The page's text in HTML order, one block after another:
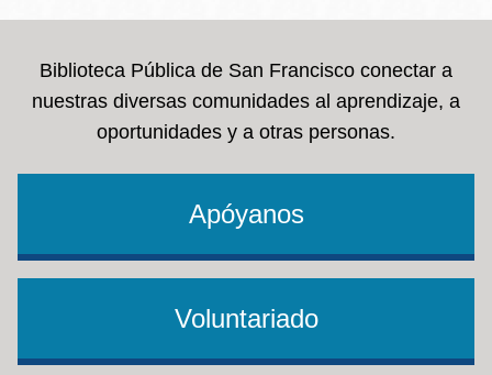
Biblioteca Pública de San Francisco conectar a
nuestras diversas comunidades al aprendizaje, a
oportunidades y a otras personas.
Apóyanos
Voluntariado